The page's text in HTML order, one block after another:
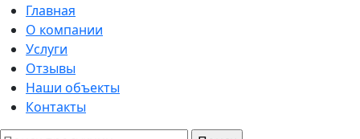
Главная
О компании
Услуги
Отзывы
Наши объекты
Контакты